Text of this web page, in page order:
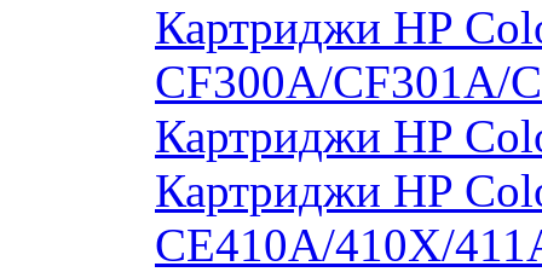
Картриджи HP
CF300A/CF301A/
Картриджи HP
Картриджи HP
CE410A/410X/